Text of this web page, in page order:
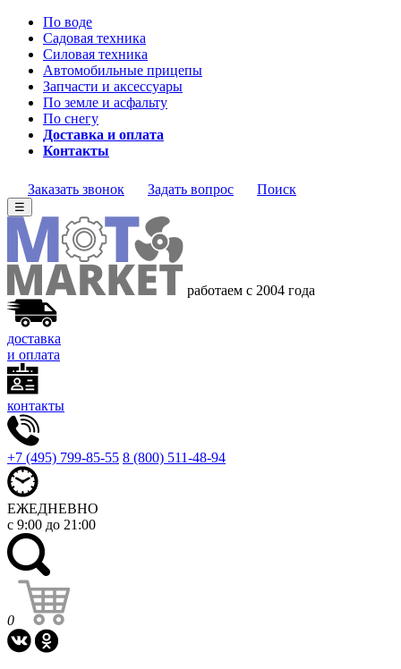
По воде
Садовая техника
Силовая техника
Автомобильные прицепы
Запчасти и аксессуары
По земле и асфальту
По снегу
Доставка и оплата
Контакты
Заказать звонок Задать вопрос Поиск
☰
работаем с 2004 года
доставка
и оплата
контакты
+7 (495) 799-85-55 8 (800) 511-48-94
ЕЖЕДНЕВНО
с 9:00 до 21:00
0